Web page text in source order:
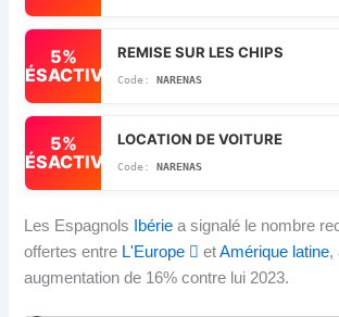
5%
DÉSACTIVÉ
REMISE SUR LES CHIPS
NARENAS
5%
DÉSACTIVÉ
LOCATION DE VOITURE
NARENAS
Les Espagnols Ibérie a signalé le nombre
offertes entre L'Europe  etAmérique latine,
augmentation de 16% contre lui 2023.